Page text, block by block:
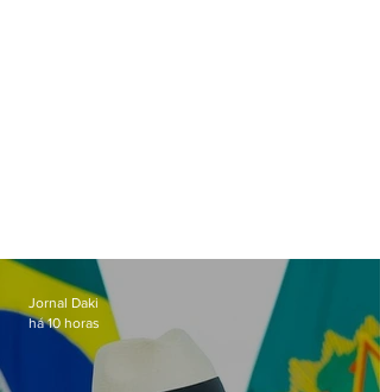
Jornal Daki
há 10 horas